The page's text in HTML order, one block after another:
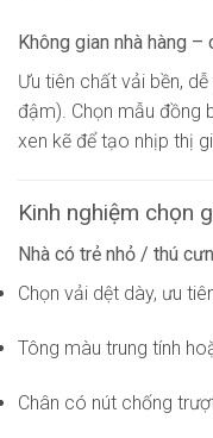
Không gian nhà hàng –
Ưu tiên chất vải bền,
đậm). Chọn mẫu đồng
xen kẽ để tạo nhịp thị
Kinh nghiệm chọn
Nhà có trẻ nhỏ / thú
Chọn vải dệt dày, ưu
Tông màu trung tính
Chân có nút chống